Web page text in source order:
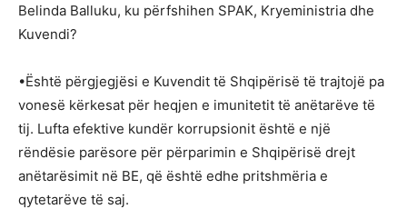
Belinda Balluku, ku përfshihen SPAK, Kryeministria dhe
Kuvendi?
•Është përgjegjësi e Kuvendit të Shqipërisë të trajtojë pa
vonesë kërkesat për heqjen e imunitetit të anëtarëve të
tij. Lufta efektive kundër korrupsionit është e një
rëndësie parësore për përparimin e Shqipërisë drejt
anëtarësimit në BE, që është edhe pritshmëria e
qytetarëve të saj.